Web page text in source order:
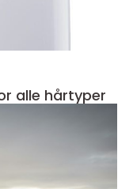
for alle hårtyper